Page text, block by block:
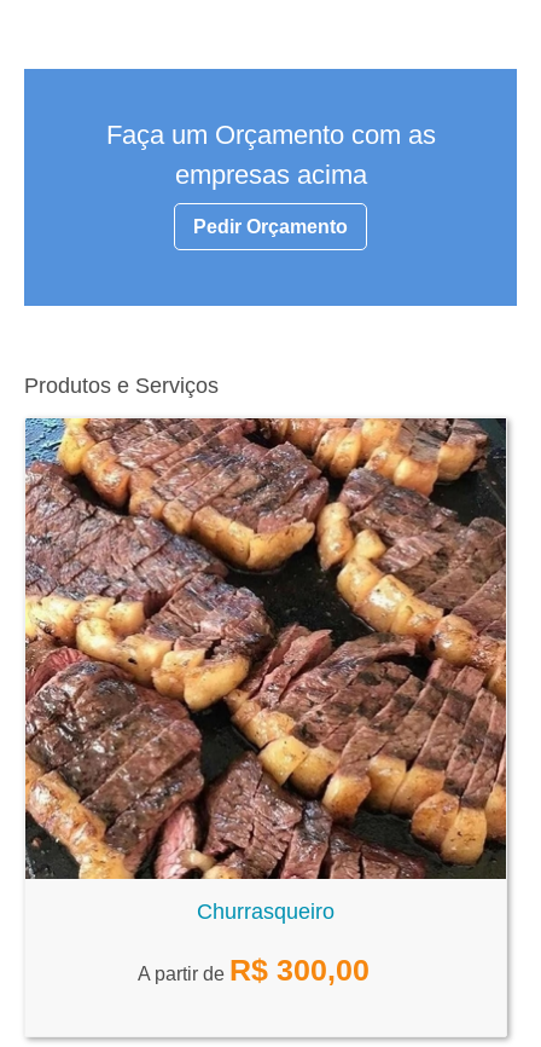
Faça um Orçamento com as
empresas acima
Pedir Orçamento
Produtos e Serviços
Churrasqueiro
A partir de R$ 300,00